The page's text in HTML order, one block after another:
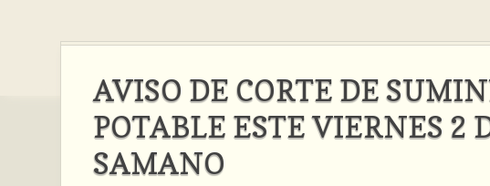
AVISO DE CORTE DE
POTABLE ESTE VIERNES 2
SAMANO